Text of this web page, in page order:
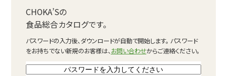
CHOKA’Sの
食品総合カタログです。
パスワードの入力後、ダウンロードが自動で開始します。 パスワード
をお持ちでない新規のお客様は、お問い合わせからご連絡ください。